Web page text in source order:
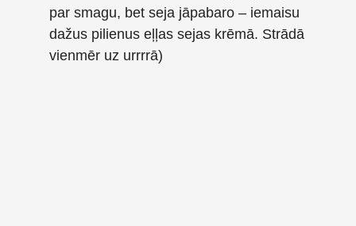
par smagu, bet seja jāpabaro – iemaisu
dažus pilienus eļļas sejas krēmā. Strādā
vienmēr uz urrrrā)